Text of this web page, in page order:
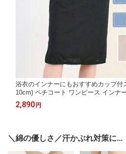
浴衣のインナーにもおすすめカップ
10cm) ペチコート ワンピース インナ
ジャスター付き 伸縮性 メッシュ 夏 浴
祭り 祭り 花火 花火大会 裾よけ
2,890 円
＼綿の優しさ／汗かぶれ対策に...